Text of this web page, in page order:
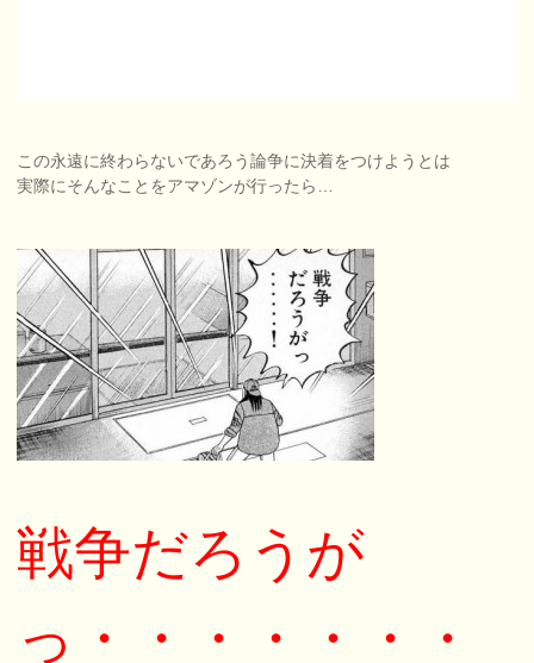
この永遠に終わらないであろう論争に決着をつけようとは
実際にそんなことをアマゾンが行ったら…
戦争だろうが
っ・・・・・・・